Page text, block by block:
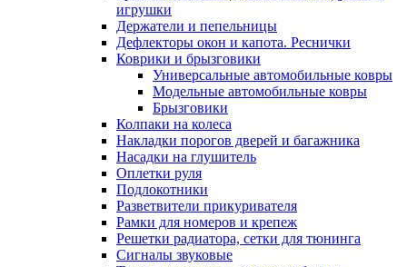
игрушки
Держатели и пепельницы
Дефлекторы окон и капота. Реснички
Коврики и брызговики
Универсальные автомобильные ковры
Модельные автомобильные ковры
Брызговики
Колпаки на колеса
Накладки порогов дверей и багажника
Насадки на глушитель
Оплетки руля
Подлокотники
Разветвители прикуривателя
Рамки для номеров и крепеж
Решетки радиатора, сетки для тюнинга
Сигналы звуковые